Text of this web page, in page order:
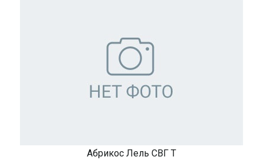
Абрикос Лель СВГ Т